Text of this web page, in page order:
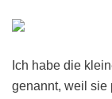
Ich habe die
genannt, weil sie